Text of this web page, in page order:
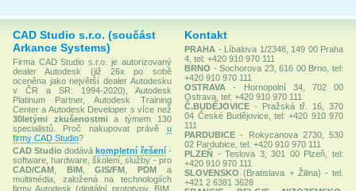
CAD Studio s.r.o. (součást
Arkance Systems)
Firma CAD Studio s.r.o. je autorizovaný
dealer Autodesk (již 26x po sobě
oceněna jako největší dealer Autodesku
v ČR a SR: 1994-2020), Autodesk
Platinum Partner, Autodesk Training
Center a Autodesk Developer s více než
30letými zkušenostmia týmem 130
specialistů. Proč nakupovat právě u
firmy CAD Studio?
CAD Studio dodávákompletní řešení-
software, hardware, školení, služby - pro
CAD/CAM
BIM,GIS/FM ,PDM a
multimédia, založená na technologiích
firmy Autodesk (digitální prototypy, BIM,
Kontakt
PRAHA - Líbalova 1/2348, 149 00 Praha
4, tel: +420 910 970 111
BRNO - Sochorova 23, 616 00 Brno, tel:
+420 910 970 111
OSTRAVA
- Hornopolní 34, 702 00
Ostrava, tel: +420 910 970 111
Č.BUDĚJOVICE - Pražská tř. 16, 370
04 České Budějovice, tel: +420 910 970
111
PARDUBICE - Rokycanova 2730, 530
02 Pardubice, tel: +420 910 970 111
PLZEŇ - Teslova 3, 301 00 Plzeň, tel:
+420 910 970 111
SLOVENSKO (Bratislava + Žilina) - tel.
+421 2 6381 3628